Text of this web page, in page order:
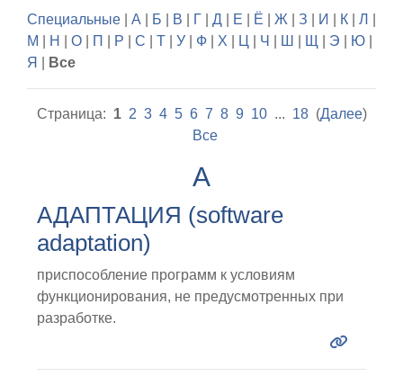
Специальные А Б В Г Д Е Ё Ж З И К Л
М
Н О П Р С Т У Ф Х Ц Ч Ш Щ Э Ю
Я
Все
Страница: 1 2 3 4 5 6 7 8 9 10... 18(Далее)
Все
А
АДАПТАЦИЯ (software
adaptation)
приспособление программ к условиям
функционирования, не предусмотренных при
разработке.